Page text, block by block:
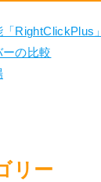
RightClickPlus」
の比較
リー